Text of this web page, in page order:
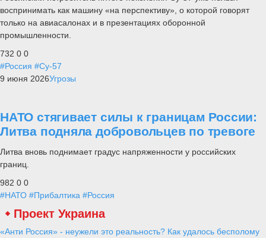
воспринимать как машину «на перспективу», о которой говорят
только на авиасалонах и в презентациях оборонной
промышленности.
732 0 0
#Россия #Су-57
9 июня 2026Угрозы
НАТО стягивает силы к границам России:
Литва подняла добровольцев по тревоге
Литва вновь поднимает градус напряженности у российских
границ.
982 0 0
#НАТО #Прибалтика #Россия
Проект Украина
«Анти Россия» - неужели это реальность? Как удалось бесполому